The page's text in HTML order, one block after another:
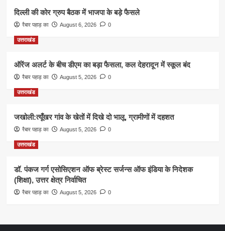
दिल्ली की कोर ग्रुप बैठक में भाजपा के बड़े फैसले
रैबार पहाड़ का August 6, 2026 0
उत्तराखंड
ऑरेंज अलर्ट के बीच डीएम का बड़ा फैसला, कल देहरादून में स्कूल बंद
रैबार पहाड़ का August 5, 2026 0
उत्तराखंड
जखोली:त्यूँखर गांव के खेतों में दिखे दो भालू, ग्रामीणों में दहशत
रैबार पहाड़ का August 5, 2026 0
उत्तराखंड
डॉ. पंकज गर्ग एसोसिएशन ऑफ ब्रेस्ट सर्जन्स ऑफ इंडिया के निदेशक
(शिक्षा), उत्तर क्षेत्र निर्वाचित
रैबार पहाड़ का August 5, 2026 0